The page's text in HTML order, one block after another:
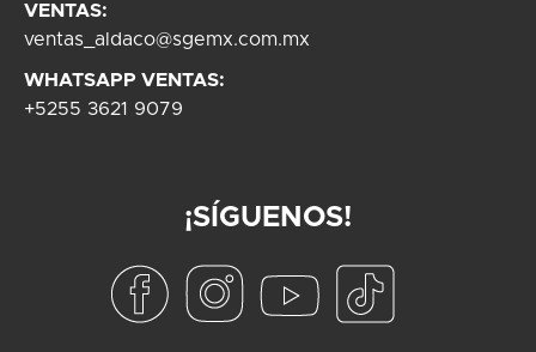
VENTAS:
ventas_aldaco@sgemx.com.mx
WHATSAPP VENTAS:
+5255 3621 9079
¡SÍGUENOS!